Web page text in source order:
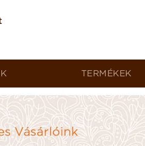
TERMÉKEK